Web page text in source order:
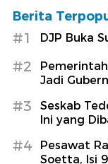
Berita
#1 DJP Buka
#2
Jadi
#3
Seskab
Ini yang
#4
Pesawat
Soetta, Isi